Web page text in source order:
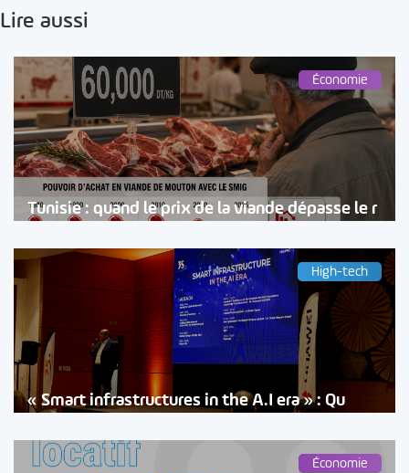
Lire aussi
Économie
Tunisie : quand le prix de la viande dépasse le r
High-tech
« Smart infrastructures in the A.I era » : Qu
Économie